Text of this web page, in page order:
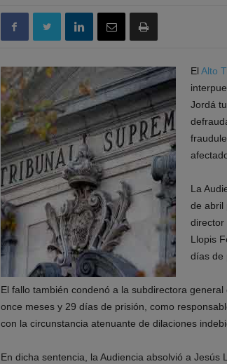
El Alto
Jordá
La
de abril
director
Llopis
días de
El fallo también condenó a la subdirectora
once meses y 29 días de prisión, como
con la circunstancia atenuante de dilaciones
En dicha sentencia, la Audiencia absolvió a